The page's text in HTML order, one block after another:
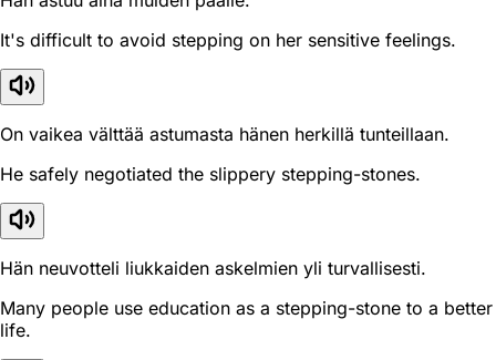
It's difficult to avoid stepping on her sensitive feelings.
On vaikea välttää astumasta hänen herkillä tunteillaan.
He safely negotiated the slippery stepping-stones.
Hän neuvotteli liukkaiden askelmien yli turvallisesti.
Many people use education as a stepping-stone to a better
life.